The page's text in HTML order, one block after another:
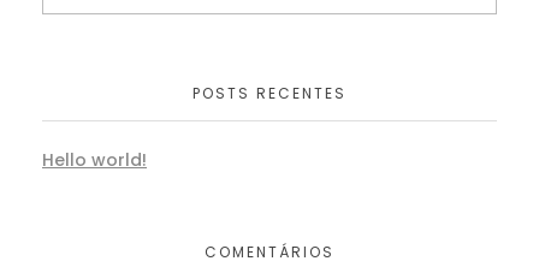
POSTS RECENTES
Hello world!
COMENTÁRIOS